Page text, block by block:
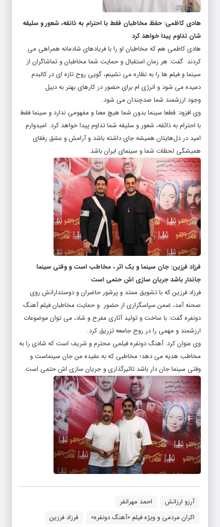
هادی کاظمی: حفظ مخاطبان فقط با احترام به ذائقه، شعور و سلیقه
شان تداوم پیدا خواهد کرد
هادی کاظمی هم که مخاطبان او را با فریادهای شادمانه همراهی می
کردند گفت: هر زمان استقبال و حمایت شما مخاطبان و‌ تماشاگران از
سینما و فیلم ها را به نظاره می نشینم، گویی روح تازه ای در کالبدم
دمیده می شود و انرژی ام برای حضور در کارهای بهتر به دبیل
وجود ارزشمند شما صدچندان می شود.
وی افزود: قطعا سینما بدون شما هیچ معنا و مفهومی ندارد و سینما فقط
با احترام به ذائقه، شعور و سلیقه شما تداوم پیدا خواهد کرد. امیدوارم
امید در دل‌هایتان همیشه جای داشته باشد و آرامش و عشق رفقای
همیشگی لحظات شما و سینمای ایران باشد.
فرزاد فرزین: جان سینما و‌ یک اثر ، مخاطب است و وقتی سینما
جاندار باشد جریان سازی اش حتمی است
فرزاد فرزین که با تشویق ممتد و پرشور حاضران و دوستدارانش روی
صحنه آمد، ضمن سپاسگزاری از حضور و حمایت مخاطبان فیلم آهنگ
دونفره گفت: با ساخت و تولید آثاری مفرح و شاد، می توان موضوعات
ارزشمند و مهمی را در روح جامعه تزریق کرد.
وی عنوان کرد: آهنگ دونفره فیلمی محترم و شریف است که شادی را به
مخاطب هدیه می دهد؛ مخاطبی که به عقیده من جان سینماست و
وقتی سینما جان دار باشد تاثیرگذاری و جریان سازی اش حتمی است.
آرزو ارزانش
احمد مهرانفر
اکران مردمی و ویژه فیلم «آهنگ دونفره»
فرزاد فرزین